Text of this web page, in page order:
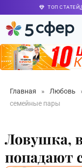
ТОП СТАТЕЙ
Главная » Любовь
семейные пары
Ловушка,
попадают